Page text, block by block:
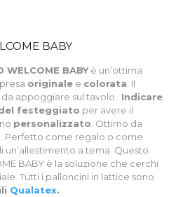
BABY
WELCOME BABYè un’ottima
originale e colorata . Il
appoggiare sul tavolo. Indicare
festeggiato per avere il
personalizzato . Ottimo da
Perfetto come regalo o come
un’allestimento a tema. Questo
BABY è la soluzione che cerchi
Tutti i palloncini in lattice sono
Qualatex.